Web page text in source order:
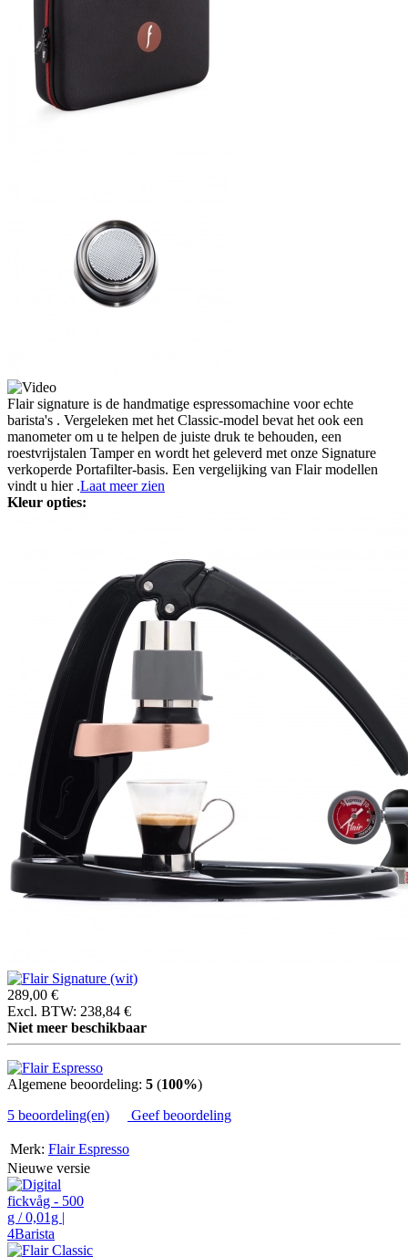
Flair signature is de handmatige espressomachine voor echte
barista's . Vergeleken met het Classic-model bevat het ook een
manometer om u te helpen de juiste druk te behouden, een
roestvrijstalen Tamper en wordt het geleverd met onze Signature
verkoperde Portafilter-basis. Een vergelijking van Flair modellen
vindt u hier .Laat meer zien
Kleur opties:
289,00 €
Excl. BTW: 238,84 €
Niet meer beschikbaar
Algemene beoordeling: 5 (100%)
5 beoordeling(en)
Geef beoordeling
Merk: Flair Espresso
Nieuwe versie